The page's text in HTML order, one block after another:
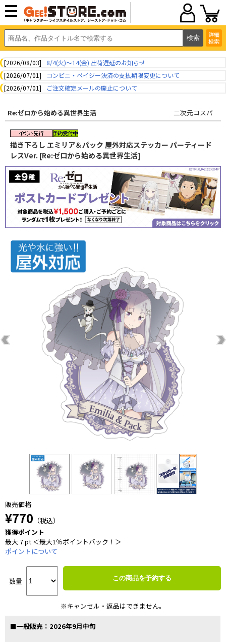
詳細
検索
[2026/08/03]
8/4(火)～14(金) 出荷遅延のお知らせ
[2026/07/01]
コンビニ・ペイジー決済の支払期限変更について
[2026/07/01]
ご注文確定メールの廃止について
Re:ゼロから始める異世界生活 二次元コスパ
描き下ろし エミリア＆パック 屋外対応ステッカー パーティード
レスVer. [Re:ゼロから始める異世界生活]
販売価格
¥770 （税込）
獲得ポイント
最大 7 pt ＜最大1％ポイントバック！＞
ポイントについて
数量 この商品を予約する
※キャンセル・返品はできません。
■一般販売：2026年9月中旬